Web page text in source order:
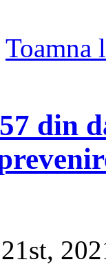
Toamna
din